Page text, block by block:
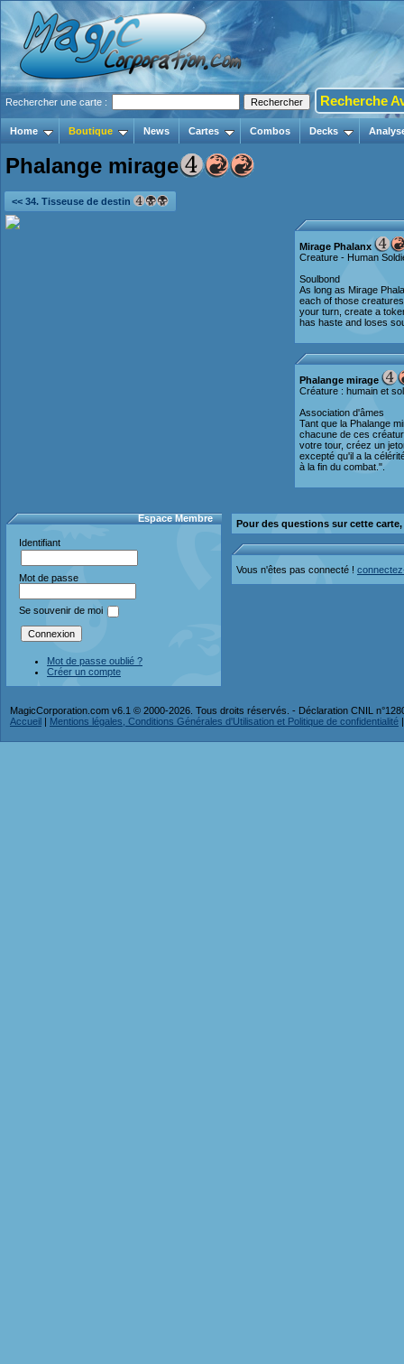
Rechercher une carte : Recherche
Home Boutique News Cartes Combos Decks
Phalange mirage
<< 34. Tisseuse de destin
Mirage Phalanx
Creature - Human
Soulbond
As long as Mirage
each of those
your turn, create a
has haste and loses
Phalange mirage
Créature : humain et
Association d'âmes
Tant que la Phalange
chacune de ces
votre tour, créez un
excepté qu'il a la
à la fin du combat.".
Espace Membre
Identifiant
Mot de passe
Se souvenir de moi
Mot de passe oublié ?
Créer un compte
Pour des questions sur cette
Vous n'êtes pas connecté !
MagicCorporation.com v6.1 © 2000-2026. Tous droits réservés. - Déclaration CNIL
Accueil | Mentions légales, Conditions Générales d'Utilisation et Politique de confidentialité